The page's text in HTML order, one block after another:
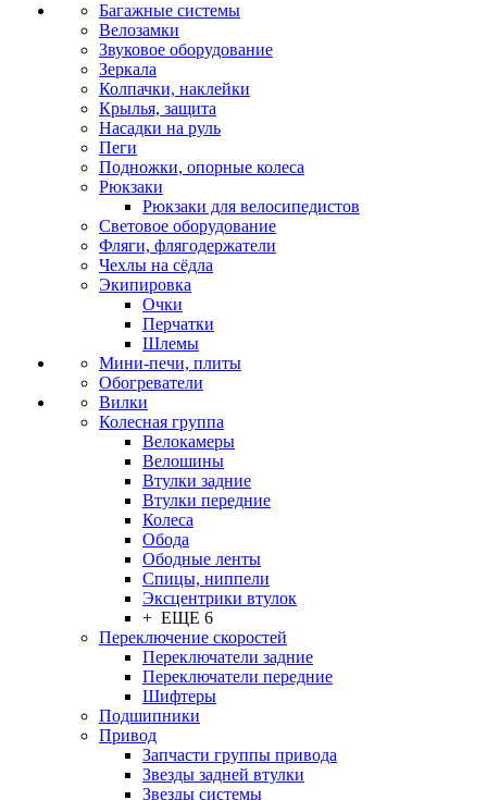
Багажные системы
Велозамки
Звуковое оборудование
Зеркала
Колпачки, наклейки
Крылья, защита
Насадки на руль
Пеги
Подножки, опорные колеса
Рюкзаки
Рюкзаки для велосипедистов
Световое оборудование
Фляги, флягодержатели
Чехлы на сёдла
Экипировка
Очки
Перчатки
Шлемы
Мини-печи, плиты
Обогреватели
Вилки
Колесная группа
Велокамеры
Велошины
Втулки задние
Втулки передние
Колеса
Обода
Ободные ленты
Спицы, ниппели
Эксцентрики втулок
+ ЕЩЕ 6
Переключение скоростей
Переключатели задние
Переключатели передние
Шифтеры
Подшипники
Привод
Запчасти группы привода
Звезды задней втулки
Звезды системы